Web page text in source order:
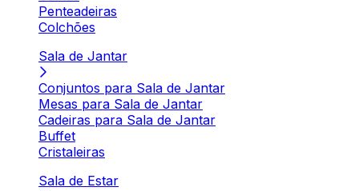
Penteadeiras
Colchões
Sala de Jantar
Conjuntos para Sala de Jantar
Mesas para Sala de Jantar
Cadeiras para Sala de Jantar
Buffet
Cristaleiras
Sala de Estar